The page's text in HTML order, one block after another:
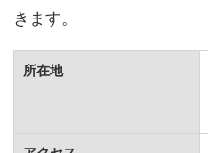
きます。
所在地